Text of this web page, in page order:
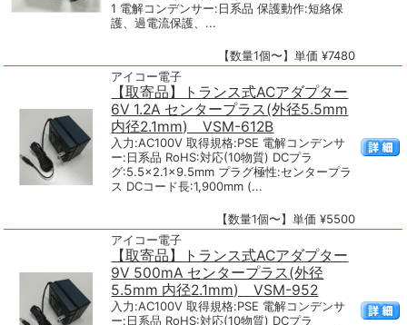
1 電解コンデンサー:日系品 保護動作:短絡保
護、過電流保護、...
【数量1個〜】単価 ¥7480
アイコー電子
【取寄品】トランス式ACアダプター
6V 1.2A センタープラス(外径5.5mm
内径2.1mm) VSM-612B
入力:AC100V 取得規格:PSE 電解コンデンサ
ー:日系品 RoHS:対応(10物質) DCプラ
グ:5.5×2.1×9.5mm プラグ極性:センタープラ
ス DCコード長:1,900mm (...
【数量1個〜】単価 ¥5500
アイコー電子
【取寄品】トランス式ACアダプター
9V 500mA センタープラス(外径
5.5mm 内径2.1mm) VSM-952
入力:AC100V 取得規格:PSE 電解コンデンサ
ー:日系品 RoHS:対応(10物質) DCプラ